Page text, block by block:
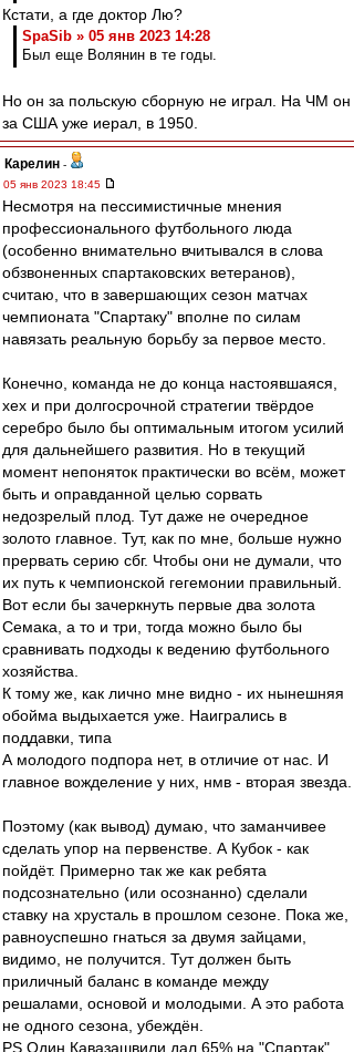
Кстати, а где доктор Лю?
SpaSib » 05 янв 2023 14:28
Был еще Волянин в те годы.
Но он за польскую сборную не играл. На ЧМ он
за США уже иерал, в 1950.
Карелин -
05 янв 2023 18:45
Несмотря на пессимистичные мнения
профессионального футбольного люда
(особенно внимательно вчитывался в слова
обзвоненных спартаковских ветеранов),
считаю, что в завершающих сезон матчах
чемпионата "Спартаку" вполне по силам
навязать реальную борьбу за первое место.
Конечно, команда не до конца настоявшаяся,
хех и при долгосрочной стратегии твёрдое
серебро было бы оптимальным итогом усилий
для дальнейшего развития. Но в текущий
момент непоняток практически во всём, может
быть и оправданной целью сорвать
недозрелый плод. Тут даже не очередное
золото главное. Тут, как по мне, больше нужно
прервать серию сбг. Чтобы они не думали, что
их путь к чемпионской гегемонии правильный.
Вот если бы зачеркнуть первые два золота
Семака, а то и три, тогда можно было бы
сравнивать подходы к ведению футбольного
хозяйства.
К тому же, как лично мне видно - их нынешняя
обойма выдыхается уже. Наигрались в
поддавки, типа
А молодого подпора нет, в отличие от нас. И
главное вожделение у них, нмв - вторая звезда.
Поэтому (как вывод) думаю, что заманчивее
сделать упор на первенстве. А Кубок - как
пойдёт. Примерно так же как ребята
подсознательно (или осознанно) сделали
ставку на хрусталь в прошлом сезоне. Пока же,
равноуспешно гнаться за двумя зайцами,
видимо, не получится. Тут должен быть
приличный баланс в команде между
решалами, основой и молодыми. А это работа
не одного сезона, убеждён.
PS Один Кавазашвили дал 65% на "Спартак".